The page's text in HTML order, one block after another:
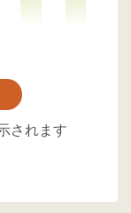
されます